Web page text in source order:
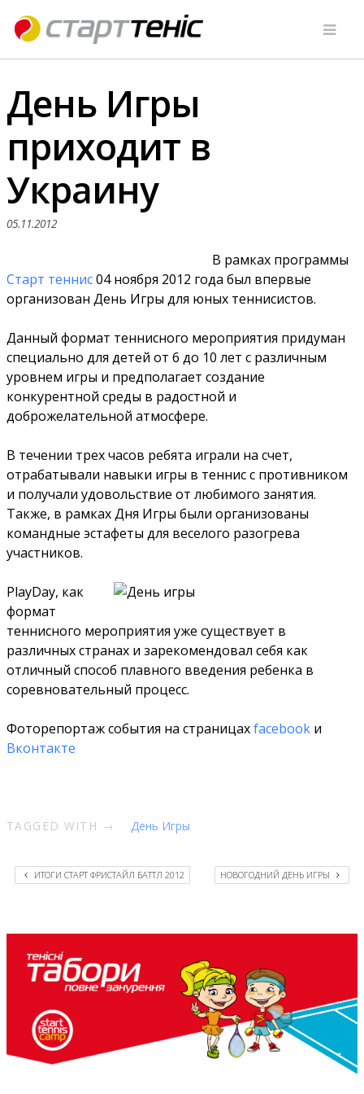
День Игры
приходит в
Украину
05.11.2012
В рамках программы
Старт теннис04 ноября 2012 года был впервые
организован День Игры для юных теннисистов.
Данный формат теннисного мероприятия придуман
специально для детей от 6 до 10 лет с различным
уровнем игры и предполагает создание
конкурентной среды в радостной и
доброжелательной атмосфере.
В течении трех часов ребята играли на счет,
отрабатывали навыки игры в теннис с противником
и получали удовольствие от любимого занятия.
Также, в рамках Дня Игры были организованы
командные эстафеты для веселого разогрева
участников.
PlayDay, как
формат
теннисного мероприятия уже существует в
различных странах и зарекомендовал себя как
отличный способ плавного введения ребенка в
соревновательный процесс.
Фоторепортаж события на страницахfacebook и
Вконтакте
TAGGED WITH → День Игры
ИТОГИ СТАРТ ФРИСТАЙЛ БАТТЛ 2012 НОВОГОДНИЙ ДЕНЬ ИГРЫ